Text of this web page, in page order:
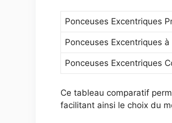
Ponceuses Excentriques
Ponceuses Excentriques
Ponceuses Excentriques
Ce tableau comparatif
facilitant ainsi le choix du